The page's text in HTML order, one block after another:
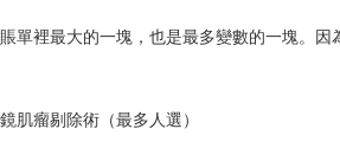
單裡最大的一塊，也是最多變數的一塊。
肌瘤剔除術（最多人選）